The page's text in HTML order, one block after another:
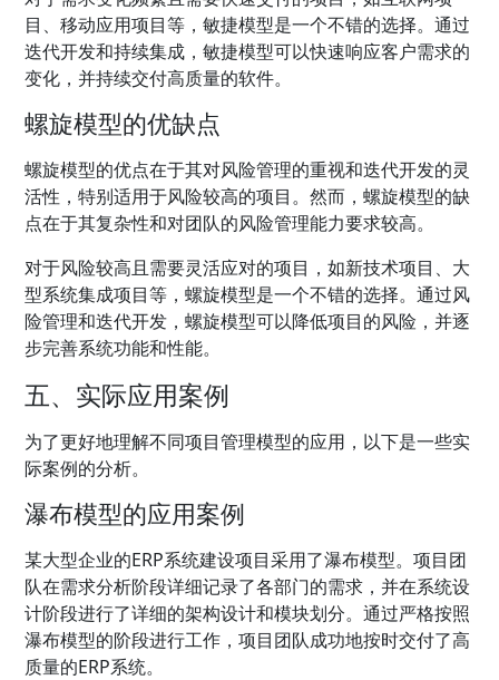
目、移动应用项目等，敏捷模型是一个不错的选择。通过
迭代开发和持续集成，敏捷模型可以快速响应客户需求的
变化，并持续交付高质量的软件。
螺旋模型的优缺点
螺旋模型的优点在于其对风险管理的重视和迭代开发的灵
活性，特别适用于风险较高的项目。然而，螺旋模型的缺
点在于其复杂性和对团队的风险管理能力要求较高。
对于风险较高且需要灵活应对的项目，如新技术项目、大
型系统集成项目等，螺旋模型是一个不错的选择。通过风
险管理和迭代开发，螺旋模型可以降低项目的风险，并逐
步完善系统功能和性能。
五、实际应用案例
为了更好地理解不同项目管理模型的应用，以下是一些实
际案例的分析。
瀑布模型的应用案例
某大型企业的ERP系统建设项目采用了瀑布模型。项目团
队在需求分析阶段详细记录了各部门的需求，并在系统设
计阶段进行了详细的架构设计和模块划分。通过严格按照
瀑布模型的阶段进行工作，项目团队成功地按时交付了高
质量的ERP系统。